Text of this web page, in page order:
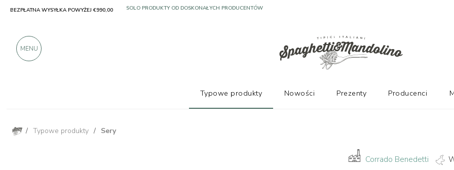
/ Typowe produkty / Sery
Corrado Benedetti
BEZPŁATNA WYSYŁKA POWYŻEJ €990,00 SOLO PRODUKTY OD DOSKONAŁYCH PRODUCENTÓW
MENU
Typowe produkty Nowości Prezenty Producenci